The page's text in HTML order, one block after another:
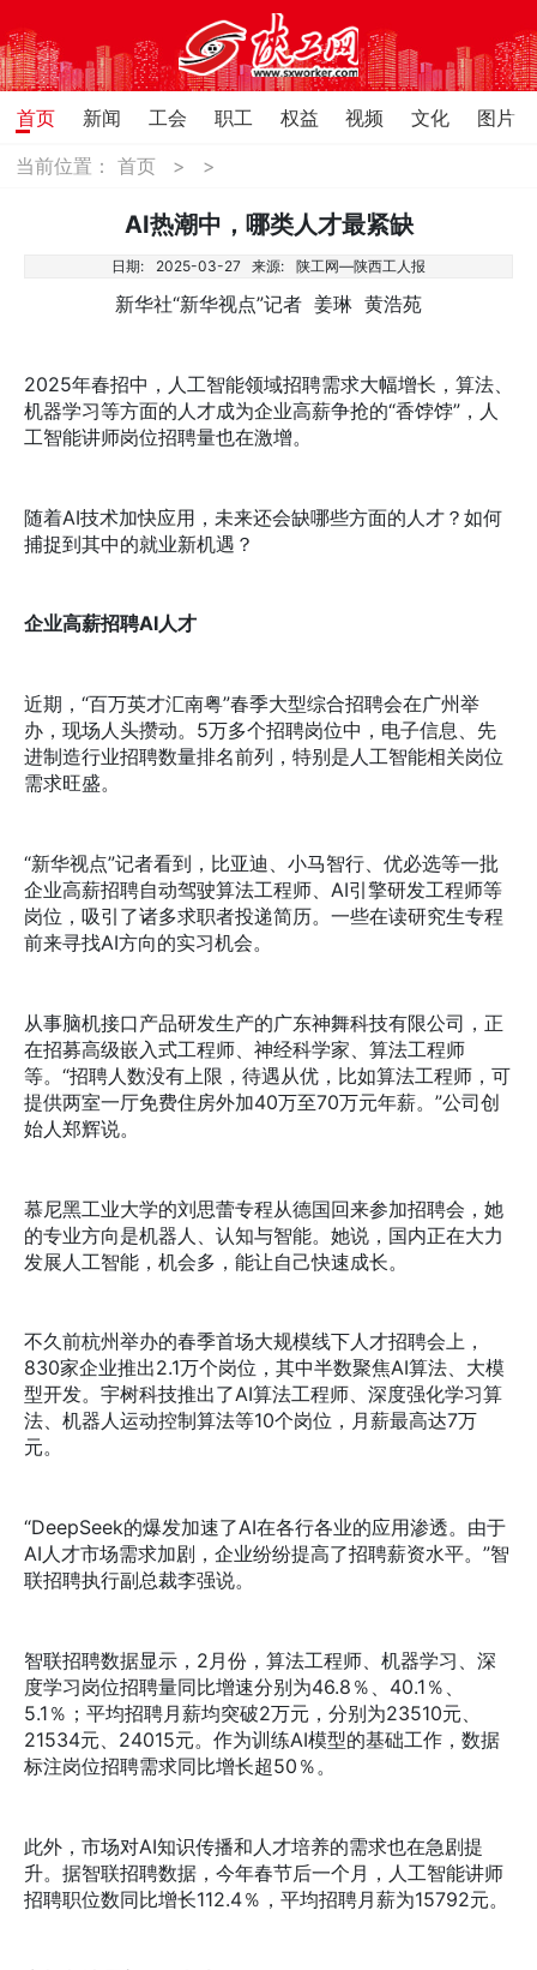
首页 新闻 工会 职工 权益 视频 文化
图片
当前位置：首页 > >
AI热潮中，哪类人才最紧缺
日期: 2025-03-27 来源: 陕工网—陕西工人报
新华社“新华视点”记者 姜琳 黄浩苑
2025年春招中，人工智能领域招聘需求大幅增长，算法、
机器学习等方面的人才成为企业高薪争抢的“香饽饽”，人
工智能讲师岗位招聘量也在激增。
随着AI技术加快应用，未来还会缺哪些方面的人才？如何
捕捉到其中的就业新机遇？
企业高薪招聘AI人才
近期，“百万英才汇南粤”春季大型综合招聘会在广州举
办，现场人头攒动。5万多个招聘岗位中，电子信息、先
进制造行业招聘数量排名前列，特别是人工智能相关岗位
需求旺盛。
“新华视点”记者看到，比亚迪、小马智行、优必选等一批
企业高薪招聘自动驾驶算法工程师、AI引擎研发工程师等
岗位，吸引了诸多求职者投递简历。一些在读研究生专程
前来寻找AI方向的实习机会。
从事脑机接口产品研发生产的广东神舞科技有限公司，正
在招募高级嵌入式工程师、神经科学家、算法工程师
等。“招聘人数没有上限，待遇从优，比如算法工程师，可
提供两室一厅免费住房外加40万至70万元年薪。”公司创
始人郑辉说。
慕尼黑工业大学的刘思蕾专程从德国回来参加招聘会，她
的专业方向是机器人、认知与智能。她说，国内正在大力
发展人工智能，机会多，能让自己快速成长。
不久前杭州举办的春季首场大规模线下人才招聘会上，
830家企业推出2.1万个岗位，其中半数聚焦AI算法、大模
型开发。宇树科技推出了AI算法工程师、深度强化学习算
法、机器人运动控制算法等10个岗位，月薪最高达7万
元。
“DeepSeek的爆发加速了AI在各行各业的应用渗透。由于
AI人才市场需求加剧，企业纷纷提高了招聘薪资水平。”智
联招聘执行副总裁李强说。
智联招聘数据显示，2月份，算法工程师、机器学习、深
度学习岗位招聘量同比增速分别为46.8％、40.1％、
5.1％；平均招聘月薪均突破2万元，分别为23510元、
21534元、24015元。作为训练AI模型的基础工作，数据
标注岗位招聘需求同比增长超50％。
此外，市场对AI知识传播和人才培养的需求也在急剧提
升。据智联招聘数据，今年春节后一个月，人工智能讲师
招聘职位数同比增长112.4％，平均招聘月薪为15792元。